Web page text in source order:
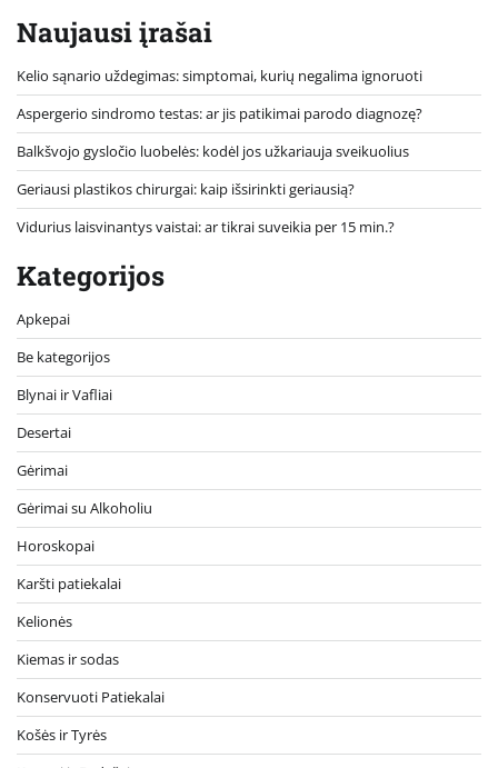
Naujausi įrašai
Kelio sąnario uždegimas: simptomai, kurių negalima ignoruoti
Aspergerio sindromo testas: ar jis patikimai parodo diagnozę?
Balkšvojo gysločio luobelės: kodėl jos užkariauja sveikuolius
Geriausi plastikos chirurgai: kaip išsirinkti geriausią?
Vidurius laisvinantys vaistai: ar tikrai suveikia per 15 min.?
Kategorijos
Apkepai
Be kategorijos
Blynai ir Vafliai
Desertai
Gėrimai
Gėrimai su Alkoholiu
Horoskopai
Karšti patiekalai
Kelionės
Kiemas ir sodas
Konservuoti Patiekalai
Košės ir Tyrės